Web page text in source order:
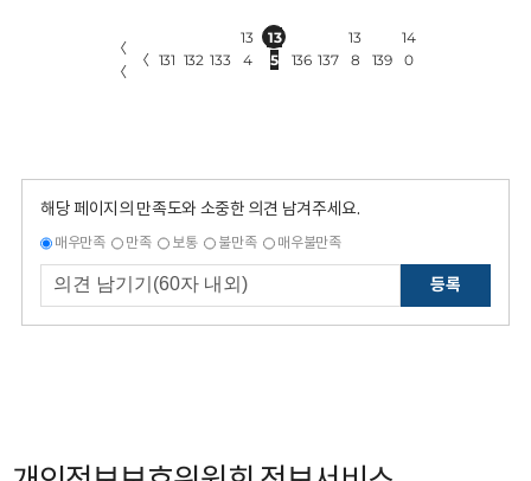
〈
〈
〈 131 132 133
13
4
13
5
136 137
13
8
139
14
0
해당 페이지의 만족도와 소중한 의견 남겨주세요.
매우만족 만족 보통 불만족 매우불만족
등록